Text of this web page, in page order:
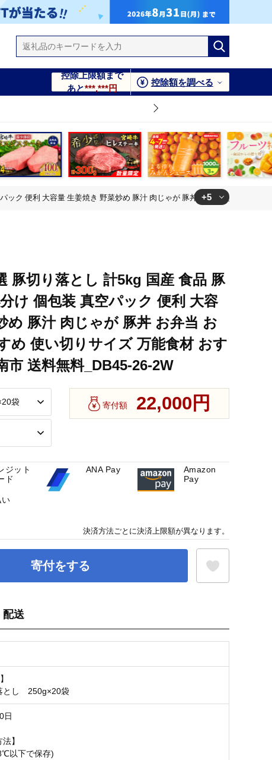
控除上限額まで
あと***,***円
控除額を調べる
ク 便利 大容量 生姜焼き 野菜炒め 豚汁 肉じゃが 豚丼 お弁当 おかず 晩
お弁当 おかず 晩ご飯 おすすめ 使い切りサイズ 万能食材 お
お弁当 おかず 晩ご飯 おすすめ 使い切りサイズ 万能食材 お
お弁当 おかず 晩ご飯 おすすめ 使い切りサイズ 万能食材 お
お弁当 おかず 晩ご飯 おすすめ 使い切りサイズ 万能食材 お
+5
豚切り落とし 計5kg 国産 食品 豚
け 個包装 真空パック 便利 大容
め 豚汁 肉じゃが 豚丼 お弁当 お
め 使い切りサイズ 万能食材 おす
市 送料無料_DB45-26-2W
寄付額 22,000円
寄付をする
配送
とし 250g×20袋
日
】
以下で保存)
ジット
ド
ANA Pay
Amazon
Pay
決済方法ごとに決済上限額が異なります。